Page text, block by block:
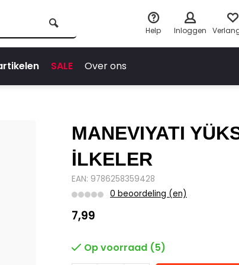
Help Inloggen
SALE Over ons
MANEVIYATI
İLKELER
EAN: 9786258359428
0 beoordeling (en)
7,99
Op voorraad (5)